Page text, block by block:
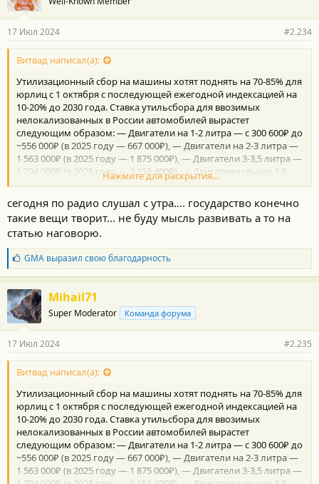
17 Июл 2024 #2.234
Витвад написал(а):
Утилизационный сбор на машины хотят поднять на 70-85% для
юрлиц c 1 октября с последующей ежегодной индексацией на
10-20% до 2030 года. Ставка утильсбора для ввозимых
нелокализованных в России автомобилей вырастет
следующим образом: — Двигатели на 1-2 литра — с 300 600₽ до
~556 000₽ (в 2025 году — 667 000₽), — Двигатели на 2-3 литра —
1 563 000₽ (в 2025 году — 1 875 000₽), — Двигатели 3-3,5 литра —
1 794 000₽ (в 2025 году — 2 153 400₽), — Двигатели свыше 3,5
литров — 2 284 000₽ (в 2025 году — 2 742 300₽).
Нажмите для раскрытия...
сегодня по радио слушал с утра.... государство конечно
такие вещи творит... не буду мысль развивать а то на
статью наговорю.
Б
л
а
г
о
д
а
н
о
с
и
:
GMAвыразил свою благодарность
Mihail71
Super Moderator Команда форума
17 Июл 2024 #2.235
Витвад написал(а):
Утилизационный сбор на машины хотят поднять на 70-85% для
юрлиц c 1 октября с последующей ежегодной индексацией на
10-20% до 2030 года. Ставка утильсбора для ввозимых
нелокализованных в России автомобилей вырастет
следующим образом: — Двигатели на 1-2 литра — с 300 600₽ до
~556 000₽ (в 2025 году — 667 000₽), — Двигатели на 2-3 литра —
1 563 000₽ (в 2025 году — 1 875 000₽), — Двигатели 3-3,5 литра —